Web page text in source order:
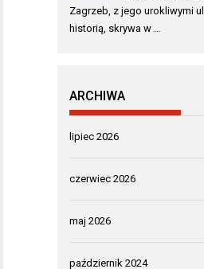
Zagrzeb, z jego urokliwymi
historią, skrywa w …
ARCHIWA
lipiec 2026
czerwiec 2026
maj 2026
październik 2024